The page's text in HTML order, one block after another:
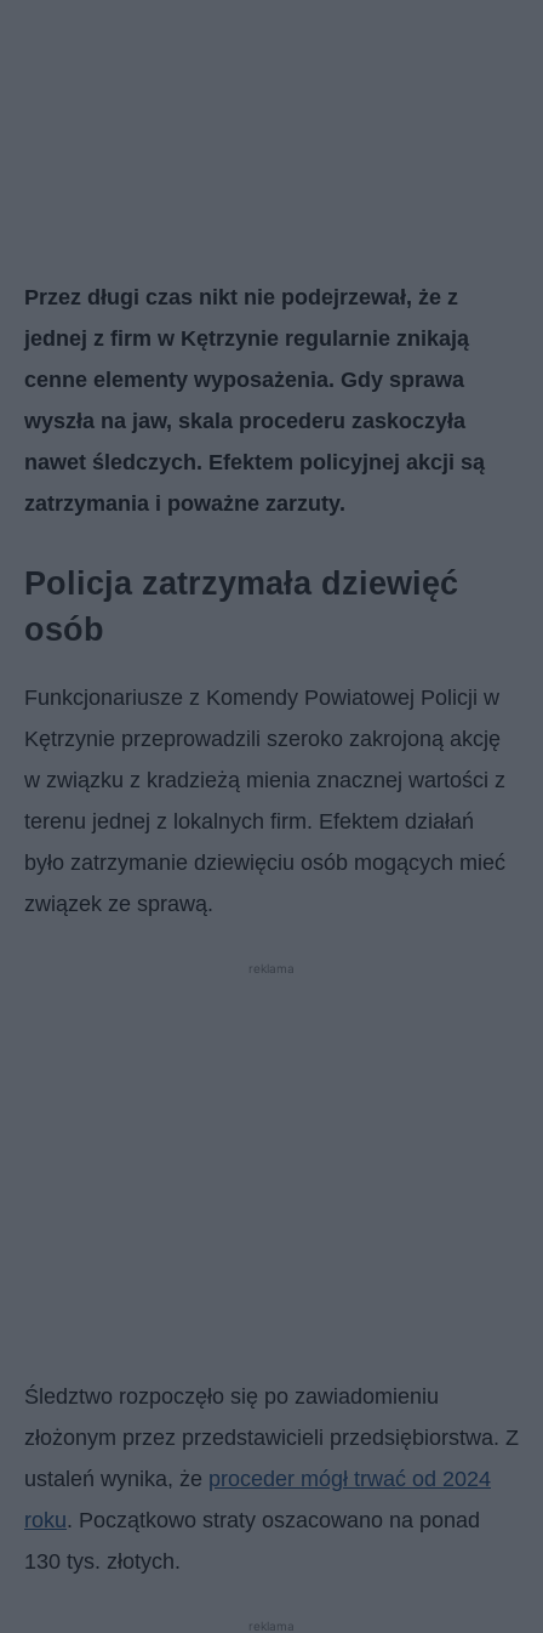
Przez długi czas nikt nie podejrzewał, że z
jednej z firm w Kętrzynie regularnie znikają
cenne elementy wyposażenia. Gdy sprawa
wyszła na jaw, skala procederu zaskoczyła
nawet śledczych. Efektem policyjnej akcji są
zatrzymania i poważne zarzuty.
Policja zatrzymała dziewięć
osób
Funkcjonariusze z Komendy Powiatowej Policji w
Kętrzynie przeprowadzili szeroko zakrojoną akcję
w związku z kradzieżą mienia znacznej wartości z
terenu jednej z lokalnych firm. Efektem działań
było zatrzymanie dziewięciu osób mogących mieć
związek ze sprawą.
reklama
Śledztwo rozpoczęło się po zawiadomieniu
złożonym przez przedstawicieli przedsiębiorstwa. Z
ustaleń wynika, że proceder mógł trwać od 2024
roku. Początkowo straty oszacowano na ponad
130 tys. złotych.
reklama